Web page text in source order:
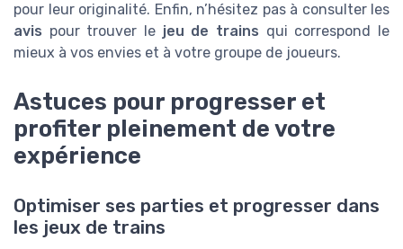
pour leur originalité. Enfin, n’hésitez pas à consulter les
avis pour trouver le jeu de trains qui correspond le
mieux à vos envies et à votre groupe de joueurs.
Astuces pour progresser et
profiter pleinement de votre
expérience
Optimiser ses parties et progresser dans
les jeux de trains